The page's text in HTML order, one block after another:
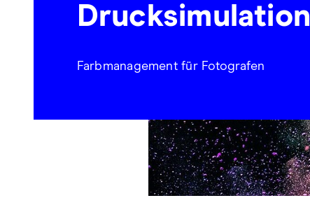
Drucksimulation
Farbmanagement für Fotografen